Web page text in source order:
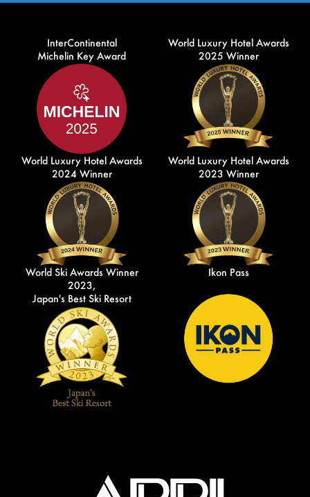
InterContinental
Michelin Key Award
World Luxury Hotel Awards
2025 Winner
World Luxury Hotel Awards
2024 Winner
World Luxury Hotel Awards
2023 Winner
World Ski Awards Winner
2023,
Japan's Best Ski Resort
Ikon Pass